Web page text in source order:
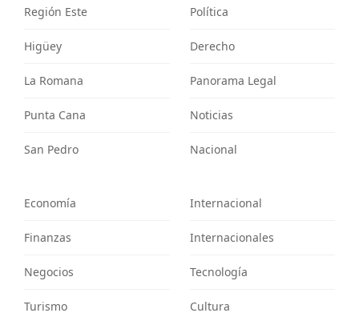
Región Este
Higüey
La Romana
Punta Cana
San Pedro
Política
Derecho
Panorama Legal
Noticias
Nacional
Economía
Finanzas
Negocios
Turismo
Internacional
Internacionales
Tecnología
Cultura